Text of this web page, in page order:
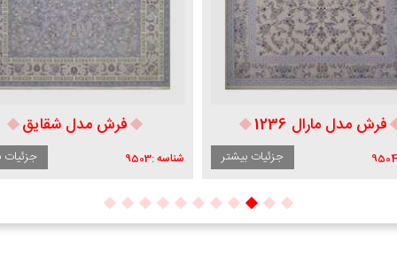
فرش مدل شقایق
9503 جزئیات بیشتر
فرش مدل تندیس
شناسه :9502 جزئیات